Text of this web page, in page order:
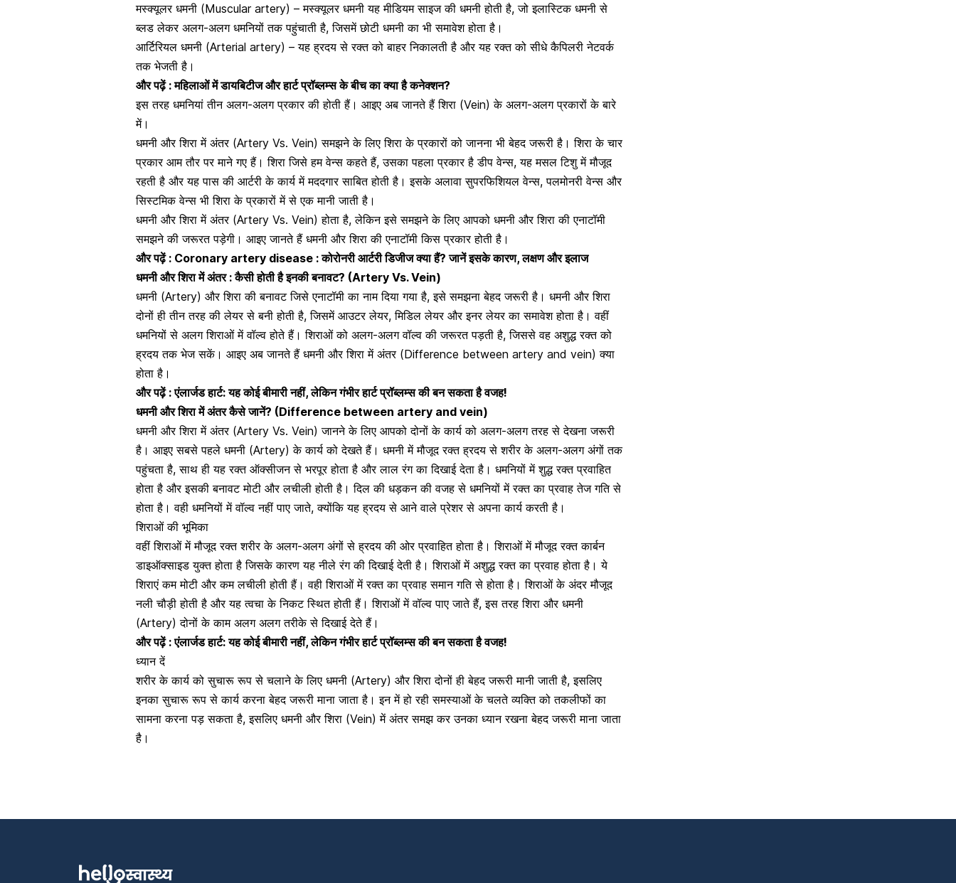
मस्क्यूलर धमनी (Muscular artery) – मस्क्यूलर धमनी यह मीडियम साइज की धमनी होती है, जो इलास्टिक धमनी से
ब्लड लेकर अलग-अलग धमनियों तक पहुंचाती है, जिसमें छोटी धमनी का भी समावेश होता है।
आर्टिरियल धमनी (Arterial artery) – यह ह्रदय से रक्त को बाहर निकालती है और यह रक्त को सीधे कैपिलरी नेटवर्क
तक भेजती है।
और पढ़ें :महिलाओं में डायबिटीज और हार्ट प्रॉब्लम्स के बीच का क्या है कनेक्शन?
इस तरह धमनियां तीन अलग-अलग प्रकार की होती हैं। आइए अब जानते हैं शिरा (Vein) के अलग-अलग प्रकारों के बारे
में।
धमनी और शिरा में अंतर (Artery Vs. Vein) समझने के लिए शिरा के प्रकारों को जानना भी बेहद जरूरी है। शिरा के चार
प्रकार आम तौर पर माने गए हैं। शिरा जिसे हम वेन्स कहते हैं, उसका पहला प्रकार है डीप वेन्स, यह मसल टिशु में मौजूद
रहती है और यह पास की आर्टरी के कार्य में मददगार साबित होती है। इसके अलावासुपरफिशियल वेन्स, पलमोनरी वेन्स और
सिस्टमिक वेन्स भी शिरा के प्रकारों में से एक मानी जाती है।
धमनी और शिरा में अंतर (Artery Vs. Vein) होता है, लेकिन इसे समझने के लिए आपको धमनी और शिरा की एनाटॉमी
समझने की जरूरत पड़ेगी। आइए जानते हैं धमनी और शिरा की एनाटॉमी किस प्रकार होती है।
और पढ़ें : Coronary artery disease : कोरोनरी आर्टरी डिजीज क्या हैं? जानें इसके कारण, लक्षण और इलाज
धमनी और शिरा में अंतर : कैसी होती है इनकी बनावट? (Artery Vs. Vein)
धमनी (Artery) और शिरा की बनावट जिसे एनाटॉमी का नाम दिया गया है, इसे समझना बेहद जरूरी है। धमनी और शिरा
दोनों ही तीन तरह की लेयर से बनी होती है, जिसमें आउटर लेयर, मिडिल लेयर और इनर लेयर का समावेश होता है। वहीं
धमनियों से अलग शिराओं में वॉल्व होते हैं। शिराओं को अलग-अलग वॉल्व की जरूरत पड़ती है, जिससे वह अशुद्ध रक्त को
ह्रदय तक भेज सकें। आइए अब जानते हैं धमनी और शिरा में अंतर (Difference between artery and vein) क्या
होता है।
और पढ़ें :एंलार्जड हार्ट: यह कोई बीमारी नहीं, लेकिन गंभीर हार्ट प्रॉब्लम्स की बन सकता है वजह!
धमनी और शिरा में अंतर कैसे जानें? (Difference between artery and vein)
धमनी और शिरा में अंतर (Artery Vs. Vein) जानने के लिए आपको दोनों के कार्य को अलग-अलग तरह से देखना जरूरी
है। आइए सबसे पहले धमनी (Artery) के कार्य को देखते हैं। धमनी में मौजूद रक्त ह्रदय से शरीर के अलग-अलग अंगों तक
पहुंचता है, साथ ही यह रक्त ऑक्सीजन से भरपूर होता है और लाल रंग का दिखाई देता है। धमनियों में शुद्ध रक्त प्रवाहित
होता है और इसकी बनावट मोटी और लचीली होती है। दिल की धड़कन की वजह से धमनियों में रक्त का प्रवाह तेज गति से
होता है। वही धमनियों में वॉल्व नहीं पाए जाते, क्योंकि यह ह्रदय से आने वाले प्रेशर से अपना कार्य करती है।
शिराओं की भूमिका
वहीं शिराओं में मौजूद रक्त शरीर के अलग-अलग अंगों से ह्रदय की ओर प्रवाहित होता है। शिराओं में मौजूद रक्त कार्बन
डाइऑक्साइड युक्त होता है जिसके कारण यह नीले रंग की दिखाई देती है। शिराओं में अशुद्ध रक्त का प्रवाह होता है। ये
शिराएं कम मोटी और कम लचीली होती हैं। वही शिराओं में रक्त का प्रवाह समान गति से होता है। शिराओं के अंदर मौजूद
नली चौड़ी होती है और यह त्वचा के निकट स्थित होती हैं। शिराओं में वॉल्व पाए जाते हैं, इस तरह शिरा और धमनी
(Artery) दोनों के काम अलग अलग तरीके से दिखाई देते हैं।
और पढ़ें :एंलार्जड हार्ट: यह कोई बीमारी नहीं, लेकिन गंभीर हार्ट प्रॉब्लम्स की बन सकता है वजह!
ध्यान दें
शरीर के कार्य को सुचारू रूप से चलाने के लिए धमनी (Artery) और शिरा दोनों ही बेहद जरूरी मानी जाती है, इसलिए
इनका सुचारू रूप से कार्य करना बेहद जरूरी माना जाता है। इन में हो रही समस्याओं के चलते व्यक्ति को तकलीफों का
सामना करना पड़ सकता है, इसलिए धमनी औरशिरा (Vein) में अंतर समझ कर उनका ध्यान रखना बेहद जरूरी माना जाता
है।